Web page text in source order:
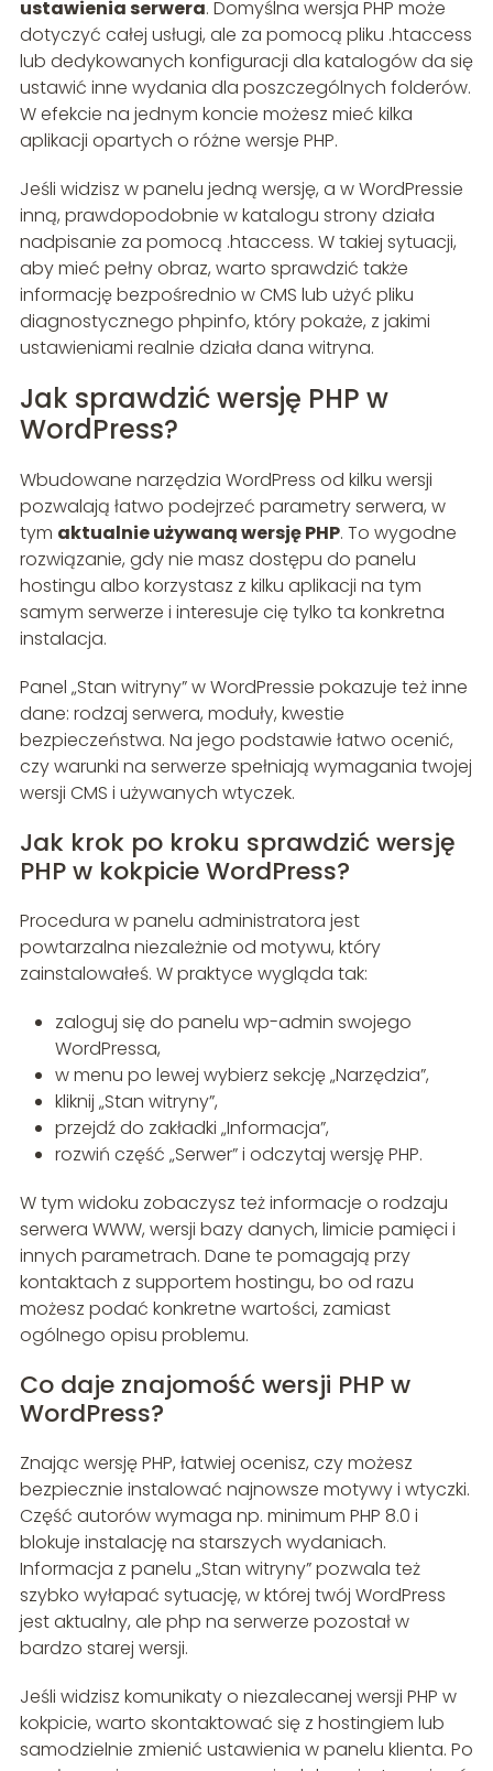
ustawienia serwera. Domyślna wersja PHP może
dotyczyć całej usługi, ale za pomocą pliku .htaccess
lub dedykowanych konfiguracji dla katalogów da się
ustawić inne wydania dla poszczególnych folderów.
W efekcie na jednym koncie możesz mieć kilka
aplikacji opartych o różne wersje PHP.
Jeśli widzisz w panelu jedną wersję, a w WordPressie
inną, prawdopodobnie w katalogu strony działa
nadpisanie za pomocą .htaccess. W takiej sytuacji,
aby mieć pełny obraz, warto sprawdzić także
informację bezpośrednio w CMS lub użyć pliku
diagnostycznego phpinfo, który pokaże, z jakimi
ustawieniami realnie działa dana witryna.
Jak sprawdzić wersję PHP w
WordPress?
Wbudowane narzędzia WordPress od kilku wersji
pozwalają łatwo podejrzeć parametry serwera, w
tym aktualnie używaną wersję PHP. To wygodne
rozwiązanie, gdy nie masz dostępu do panelu
hostingu albo korzystasz z kilku aplikacji na tym
samym serwerze i interesuje cię tylko ta konkretna
instalacja.
Panel „Stan witryny” w WordPressie pokazuje też inne
dane: rodzaj serwera, moduły, kwestie
bezpieczeństwa. Na jego podstawie łatwo ocenić,
czy warunki na serwerze spełniają wymagania twojej
wersji CMS i używanych wtyczek.
Jak krok po kroku sprawdzić wersję
PHP w kokpicie WordPress?
Procedura w panelu administratora jest
powtarzalna niezależnie od motywu, który
zainstalowałeś. W praktyce wygląda tak:
zaloguj się do panelu wp-admin swojego
WordPressa,
w menu po lewej wybierz sekcję „Narzędzia”,
kliknij „Stan witryny”,
przejdź do zakładki „Informacja”,
rozwiń część „Serwer” i odczytaj wersję PHP.
W tym widoku zobaczysz też informacje o rodzaju
serwera WWW, wersji bazy danych, limicie pamięci i
innych parametrach. Dane te pomagają przy
kontaktach z supportem hostingu, bo od razu
możesz podać konkretne wartości, zamiast
ogólnego opisu problemu.
Co daje znajomość wersji PHP w
WordPress?
Znając wersję PHP, łatwiej ocenisz, czy możesz
bezpiecznie instalować najnowsze motywy i wtyczki.
Część autorów wymaga np. minimum PHP 8.0 i
blokuje instalację na starszych wydaniach.
Informacja z panelu „Stan witryny” pozwala też
szybko wyłapać sytuację, w której twój WordPress
jest aktualny, ale php na serwerze pozostał w
bardzo starej wersji.
Jeśli widzisz komunikaty o niezalecanej wersji PHP w
kokpicie, warto skontaktować się z hostingiem lub
samodzielnie zmienić ustawienia w panelu klienta. Po